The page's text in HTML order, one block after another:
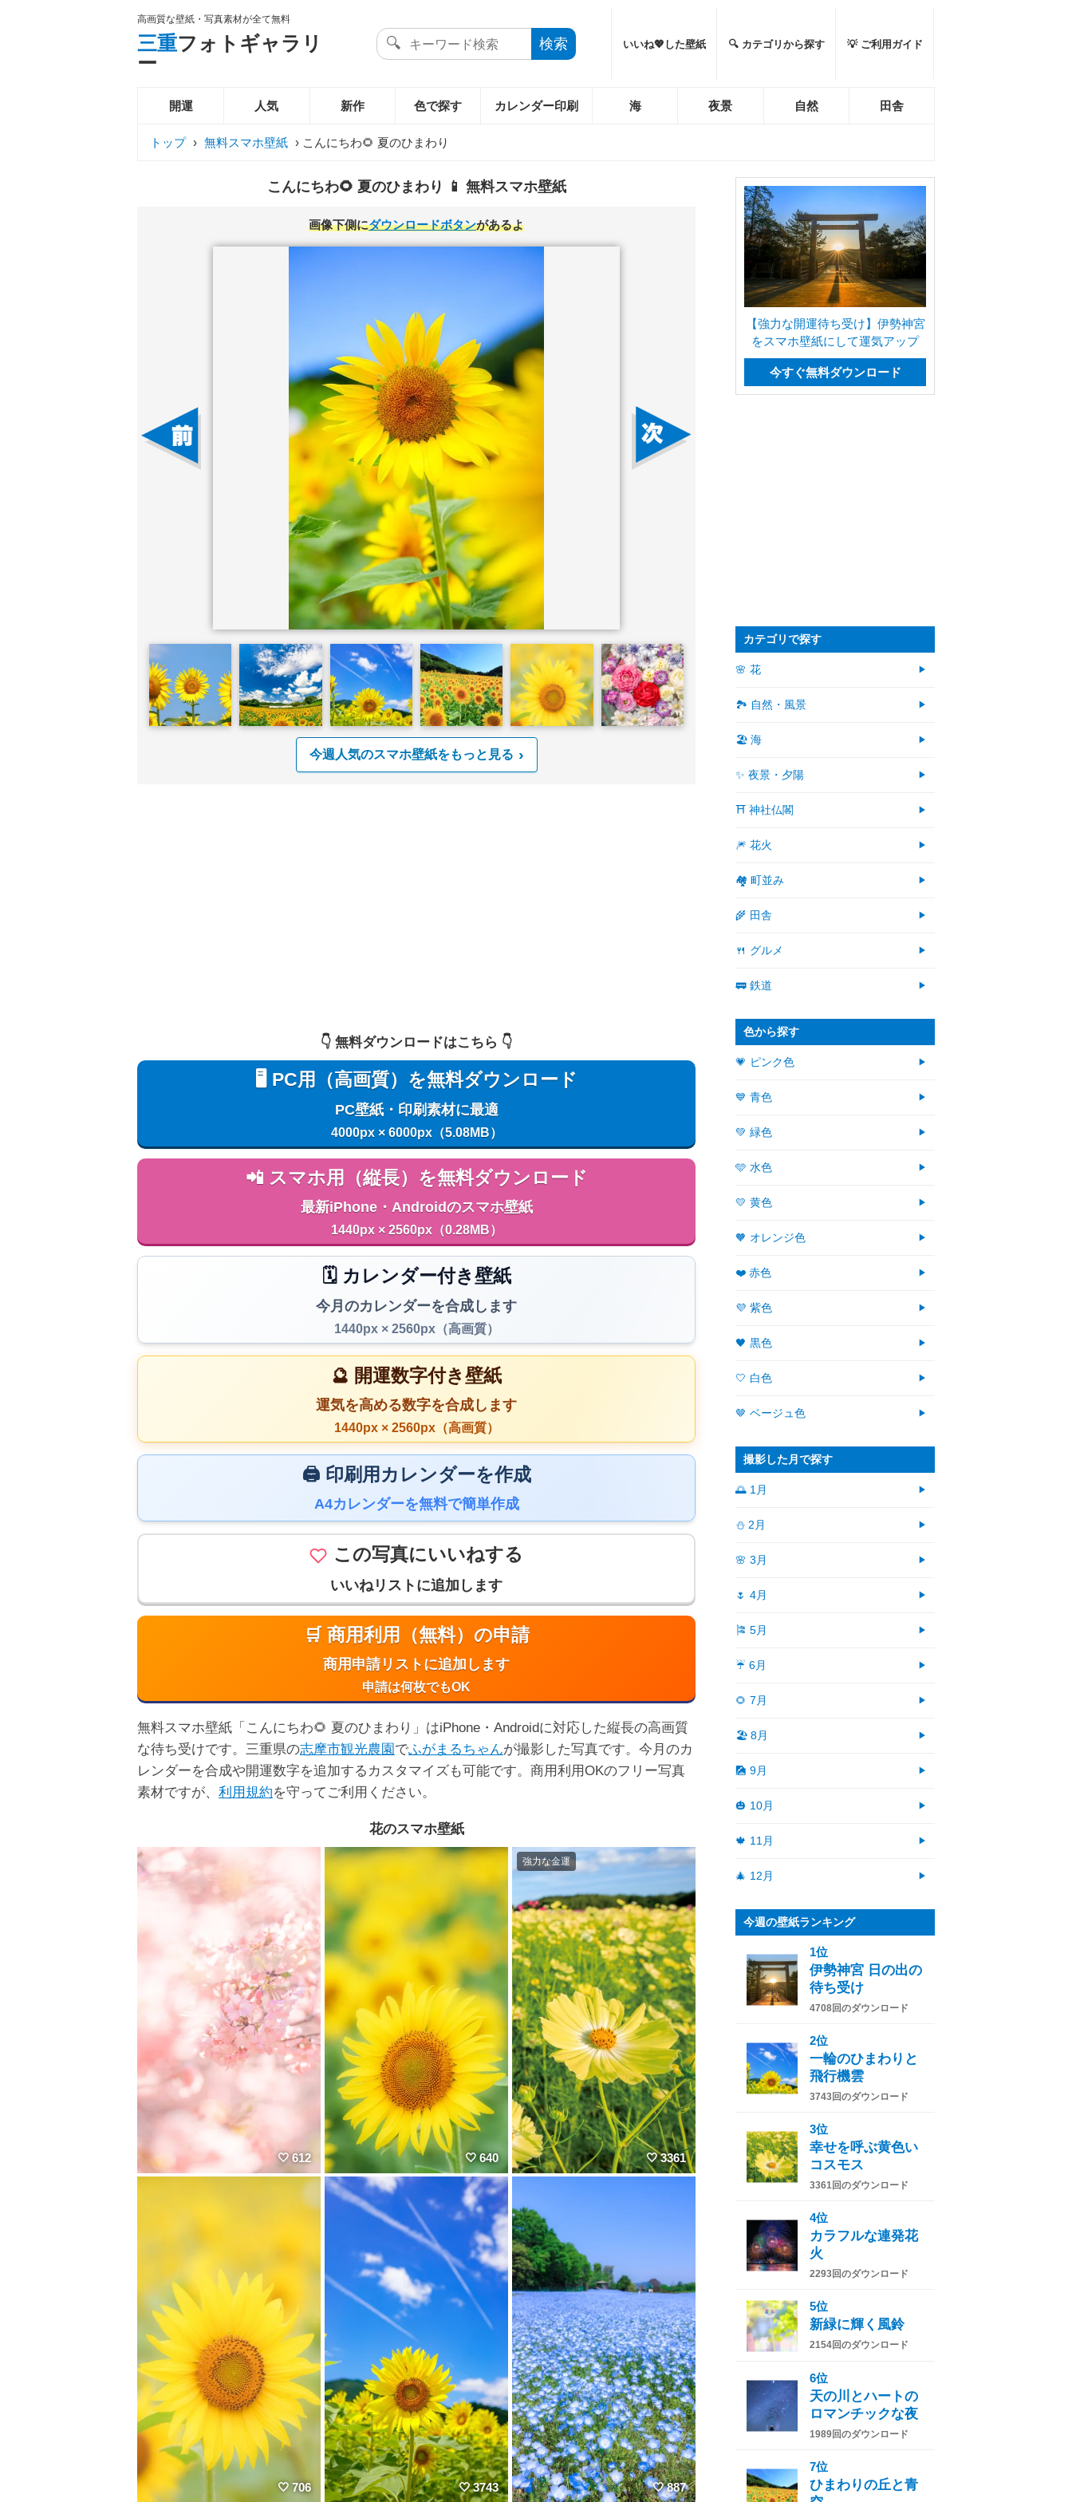
高画質な壁紙・写真素材が全て無料
三重フォトギャラリ
ー
いいね💖した壁紙 🔍 カテゴリから探す 💡 ご利用ガイド
開運 人気 新作 色で探す カレンダー印刷 海 夜景 自然 田舎
トップ › 無料スマホ壁紙 › こんにちわ🌻 夏のひまわり
こんにちわ🌻 夏のひまわり 📱 無料スマホ壁紙
画像下側にダウンロードボタンがあるよ
今週人気のスマホ壁紙をもっと見る
👇️ 無料ダウンロードはこちら 👇️
🖥️ PC用（高画質）を無料ダウンロード
PC壁紙・印刷素材に最適
4000px × 6000px（5.08MB）
📲 スマホ用（縦長）を無料ダウンロード
最新iPhone・Androidのスマホ壁紙
1440px × 2560px（0.28MB）
🗓️ カレンダー付き壁紙
今月のカレンダーを合成します
1440px × 2560px（高画質）
🔮 開運数字付き壁紙
運気を高める数字を合成します
1440px × 2560px（高画質）
🖨️ 印刷用カレンダーを作成
A4カレンダーを無料で簡単作成
この写真にいいねする
いいねリストに追加します
🛒 商用利用（無料）の申請
商用申請リストに追加します
申請は何枚でもOK
無料スマホ壁紙「こんにちわ🌻 夏のひまわり」はiPhone・Androidに対応した縦長の高画質
な待ち受けです。三重県の志摩市観光農園でふがまるちゃんが撮影した写真です。今月のカ
レンダーを合成や開運数字を追加するカスタマイズも可能です。商用利用OKのフリー写真
素材ですが、 利用規約を守ってご利用ください。
花のスマホ壁紙
612 640
強力な金運
3361
706 3743 887
【強力な開運待ち受け】伊勢神宮
をスマホ壁紙にして運気アップ
今すぐ無料ダウンロード
カテゴリで探す
🌸 花
🏞️ 自然・風景
🏖 海
✨ 夜景・夕陽
⛩ 神社仏閣
🎆 花火
🏘 町並み
🌾 田舎
🍴 グルメ
🚃 鉄道
色から探す
💗 ピンク色
💙 青色
💚 緑色
🩵 水色
💛 黄色
🧡 オレンジ色
❤️ 赤色
💜 紫色
🖤 黒色
🤍 白色
🤎 ベージュ色
撮影した月で探す
🌅 1月
⛄ 2月
🌸 3月
🌷 4月
🎏 5月
☔ 6月
🌻 7月
🏖 8月
🎑 9月
🎃 10月
🍁 11月
🎄 12月
今週の壁紙ランキング
1位
伊勢神宮 日の出の
待ち受け
4708回のダウンロード
2位
一輪のひまわりと
飛行機雲
3743回のダウンロード
3位
幸せを呼ぶ黄色い
コスモス
3361回のダウンロード
4位
カラフルな連発花
火
2293回のダウンロード
5位
新緑に輝く風鈴
2154回のダウンロード
6位
天の川とハートの
ロマンチックな夜
1989回のダウンロード
7位
ひまわりの丘と青